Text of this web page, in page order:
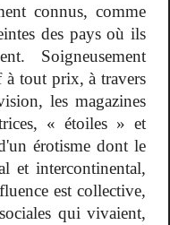
connus, comme
des pays où ils
Soigneusement
à tout prix, à travers
les magazines
« étoiles » et
érotisme dont le
et intercontinental,
est collective,
qui vivaient,